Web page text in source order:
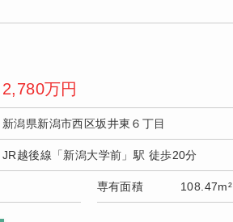
2,780万円
新潟県新潟市西区坂井東６丁目
JR越後線「新潟大学前」駅 徒歩20分
専有面積 108.47m²